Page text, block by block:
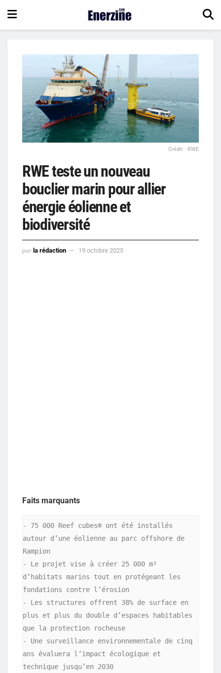
Crédit : RWE
RWE teste un nouveau
bouclier marin pour allier
énergie éolienne et
biodiversité
par la rédaction 19 octobre 2025
Faits marquants
- 75 000 Reef cubes® ont été installés
autour d’une éolienne au parc offshore de
Rampion
- Le projet vise à créer 25 000 m²
d’habitats marins tout en protégeant les
fondations contre l’érosion
- Les structures offrent 38% de surface en
plus et plus du double d’espaces habitables
que la protection rocheuse
- Une surveillance environnementale de cinq
ans évaluera l’impact écologique et
technique jusqu’en 2030